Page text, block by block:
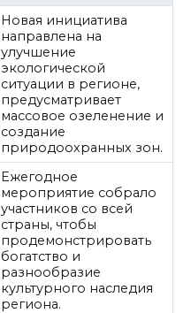
Новая инициатива
направлена на
улучшение
экологической
ситуации в регионе,
предусматривает
массовое озеленение и
создание
природоохранных зон.
Ежегодное
мероприятие собрало
участников со всей
страны, чтобы
продемонстрировать
богатство и
разнообразие
культурного наследия
региона.